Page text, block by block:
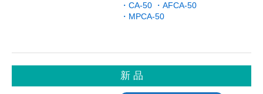
・CA-50 ・AFCA-50
・MPCA-50
新 品